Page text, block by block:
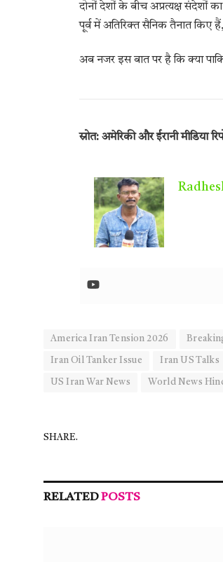
दोनों देशों के बीच अप्रत्यक्ष संदेशों
पूर्व में अतिरिक्त सैनिक तैनात किए
अब नजर इस बात पर है कि क्या
स्रोत: अमेरिकी और ईरानी मीडिया
America Iran Tension 2026
Iran Oil Tanker Issue Iran US Talks
US Iran War News World News
SHARE.
RELATEDPOSTS